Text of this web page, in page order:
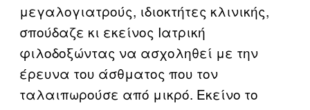
μεγαλογιατρούς, ιδιοκτήτες κλινικής,
σπούδαζε κι εκείνος Ιατρική
φιλοδοξώντας να ασχοληθεί με την
έρευνα του άσθματος που τον
ταλαιπωρούσε από μικρό. Εκείνο το